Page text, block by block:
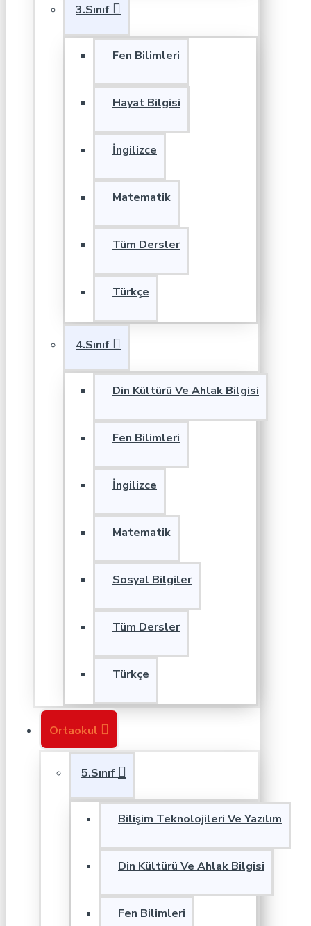
3.Sınıf
Fen Bilimleri
Hayat Bilgisi
İngilizce
Matematik
Tüm Dersler
Türkçe
4.Sınıf
Din Kültürü Ve Ahlak Bilgisi
Fen Bilimleri
İngilizce
Matematik
Sosyal Bilgiler
Tüm Dersler
Türkçe
Ortaokul
5.Sınıf
Bilişim Teknolojileri Ve Yazılım
Din Kültürü Ve Ahlak Bilgisi
Fen Bilimleri